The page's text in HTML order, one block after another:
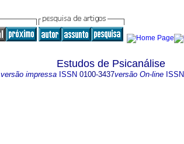
Estudos de Psicanálise
versão impressa ISSN 0100-3437versão On-line ISSN